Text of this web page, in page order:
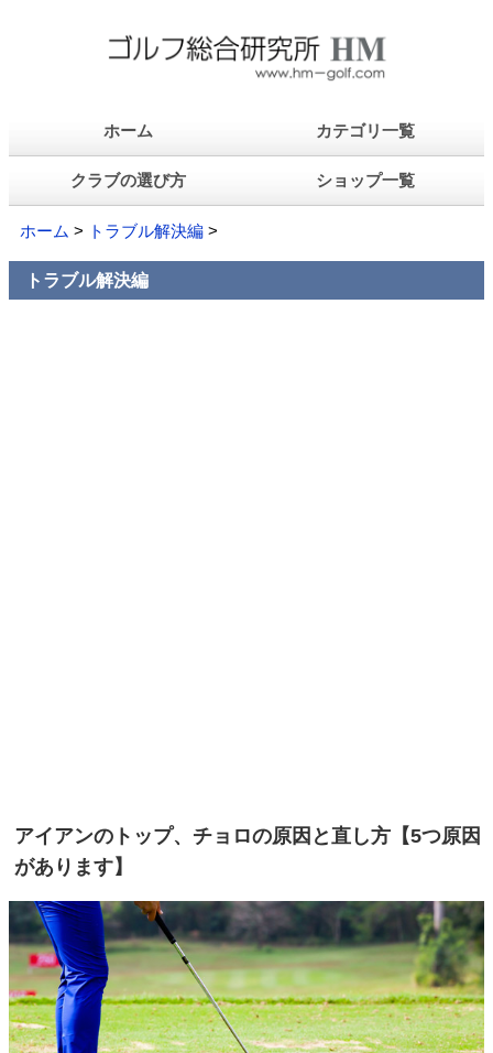
ホーム カテゴリ一覧
クラブの選び方 ショップ一覧
ホーム > トラブル解決編 >
トラブル解決編
アイアンのトップ、チョロの原因と直し方【5つ原因
があります】